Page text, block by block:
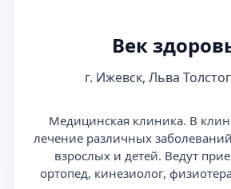
Век
г. Ижевск, Льва
Медицинская клиника. В
лечение различных
взрослых и детей. Ведут
ортопед, кинезиолог,